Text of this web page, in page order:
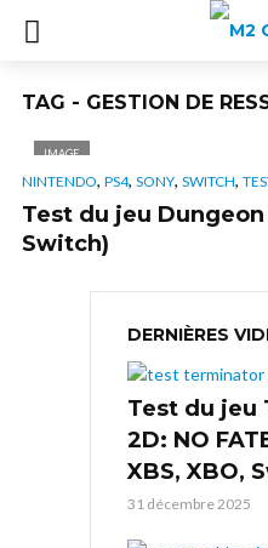
TAG - GESTION DE
IMAGE
NINTENDO, PS4, SONY, SWITCH,
Test du jeu
Switch)
DERNIÈRES
Test du jeu
2D: NO
XBS, XBO,
31 décembre 2025